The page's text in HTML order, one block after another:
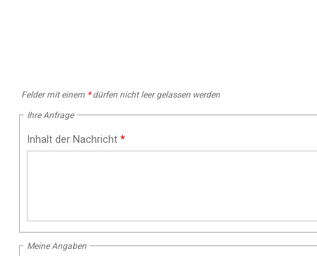
Felder mit einem *dürfen nicht leer gelassen werden
Ihre Anfrage
Inhalt der Nachricht*
Meine Angaben